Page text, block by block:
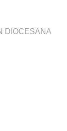
DIOCESANA